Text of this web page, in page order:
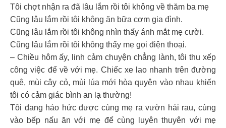
Tôi chợt nhận ra đã lâu lắm rồi tôi không về thăm ba mẹ
Cũng lâu lắm rồi tôi không ăn bữa cơm gia đình.
Cũng lâu lắm rồi tôi không nhìn thấy ánh mắt mẹ cười.
Cũng lâu lắm rồi tôi không thấy mẹ gọi điện thoại.
– Chiều hôm ấy, linh cảm chuyện chẳng lành, tôi thu xếp
công việc để về với mẹ. Chiếc xe lao nhanh trên đường
quê, mùi cây cỏ, mùi lúa mới hòa quyện vào nhau khiến
tôi có cảm giác bình an lạ thường!
Tôi đang háo hức được cùng mẹ ra vườn hái rau, cùng
vào bếp nấu ăn với mẹ để cùng luyên thuyên với mẹ